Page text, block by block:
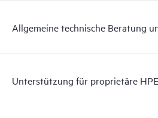
Allgemeine technische Beratung
Unterstützung für proprietäre